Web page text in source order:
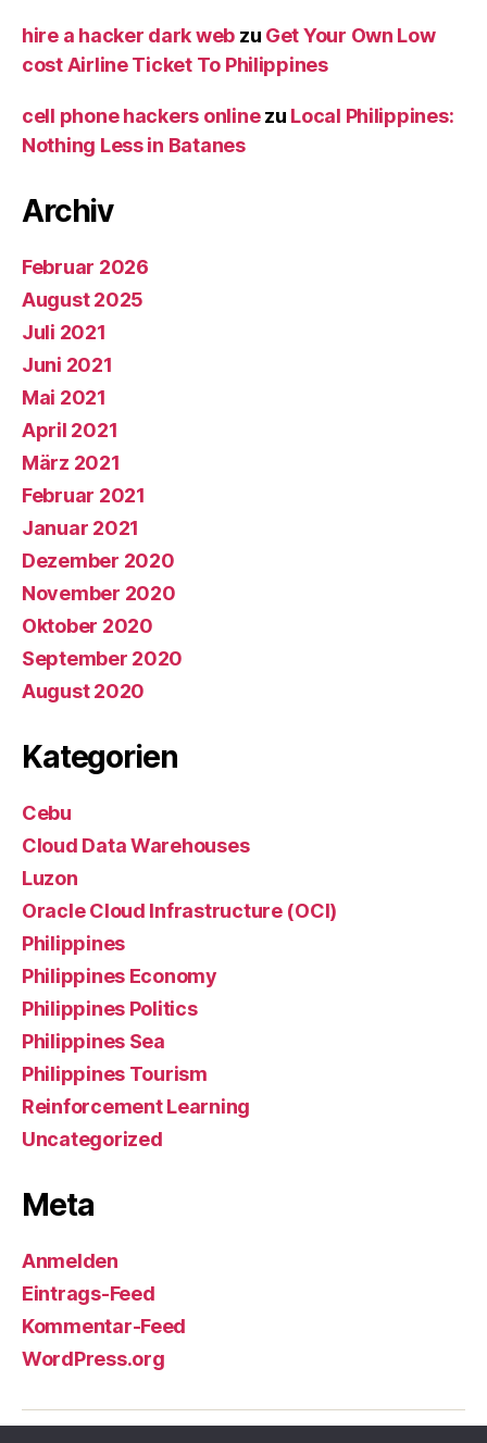
hire a hacker dark web zu Get Your Own Low
cost Airline Ticket To Philippines
cell phone hackers onlinezu Local Philippines:
Nothing Less in Batanes
Archiv
Februar 2026
August 2025
Juli 2021
Juni 2021
Mai 2021
April 2021
März 2021
Februar 2021
Januar 2021
Dezember 2020
November 2020
Oktober 2020
September 2020
August 2020
Kategorien
Cebu
Cloud Data Warehouses
Luzon
Oracle Cloud Infrastructure (OCI)
Philippines
Philippines Economy
Philippines Politics
Philippines Sea
Philippines Tourism
Reinforcement Learning
Uncategorized
Meta
Anmelden
Eintrags-Feed
Kommentar-Feed
WordPress.org